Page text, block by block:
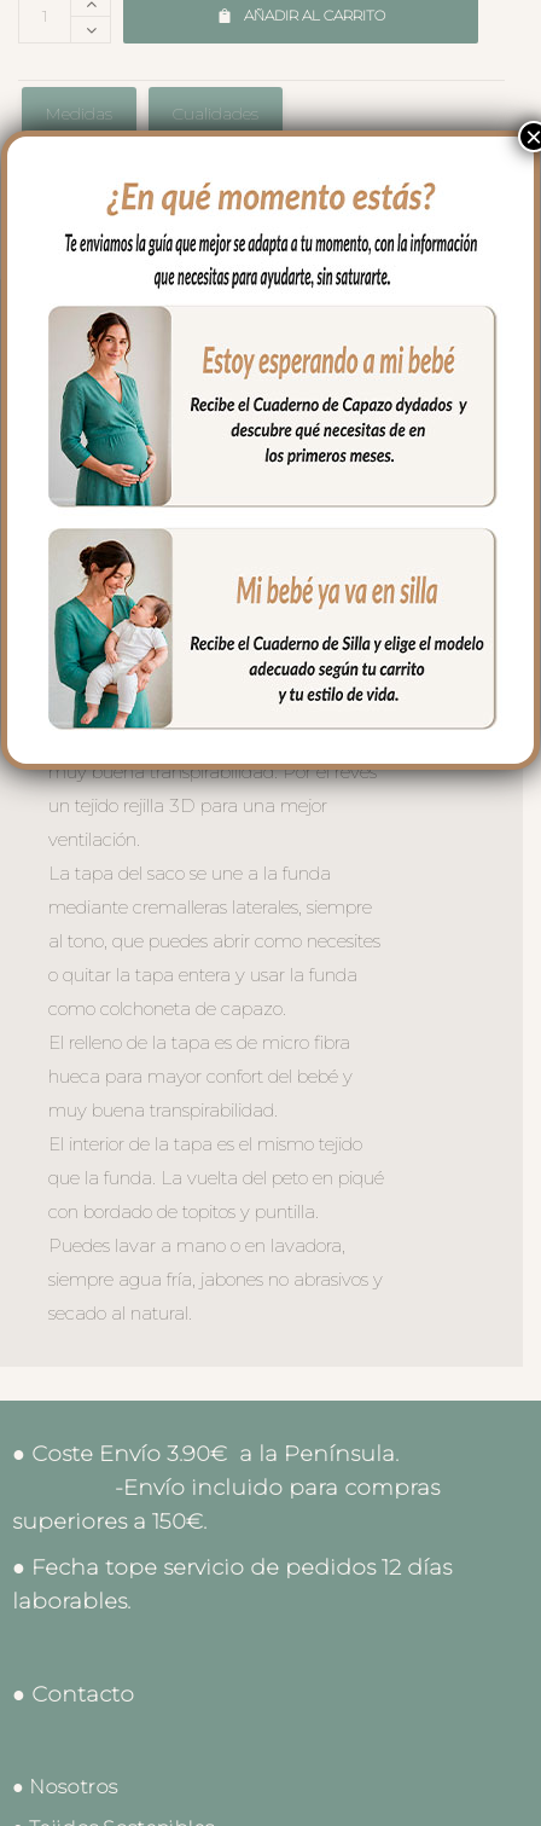
AÑADIR AL CARRITO
Medidas Cualidades
Envíos y Devoluciones
Saquito universal para capazo por sus
medidas y forma se adapta a la mayoría
de capazos.
Se compone de dos piezas, la funda que
va sobre el colchón del capazo; para el
tejido de la funda piqué de algodón, en
todo el borde lleva un volantito que
permite cubrir la cremallera para no
rozar al bebé en las piernitas.
Para la tapa del saco tejido piqué con
jaretas; un piqué de algodón.
El relleno de la funda es de micro fibra
hueca para mayor confort del bebé y
muy buena transpirabilidad. Por el revés
un tejido rejilla 3D para una mejor
ventilación.
La tapa del saco se une a la funda
mediante cremalleras laterales, siempre
al tono, que puedes abrir como necesites
o quitar la tapa entera y usar la funda
como colchoneta de capazo.
El relleno de la tapa es de micro fibra
hueca para mayor confort del bebé y
muy buena transpirabilidad.
El interior de la tapa es el mismo tejido
que la funda. La vuelta del peto en piqué
con bordado de topitos y puntilla.
Puedes lavar a mano o en lavadora,
siempre agua fría, jabones no abrasivos y
secado al natural.
● Coste Envío 3.90€ a la Península.
-Envío incluido para compras
superiores a 150€.
● Fecha tope servicio de pedidos 12 días
laborables.
● Contacto
● Nosotros
×